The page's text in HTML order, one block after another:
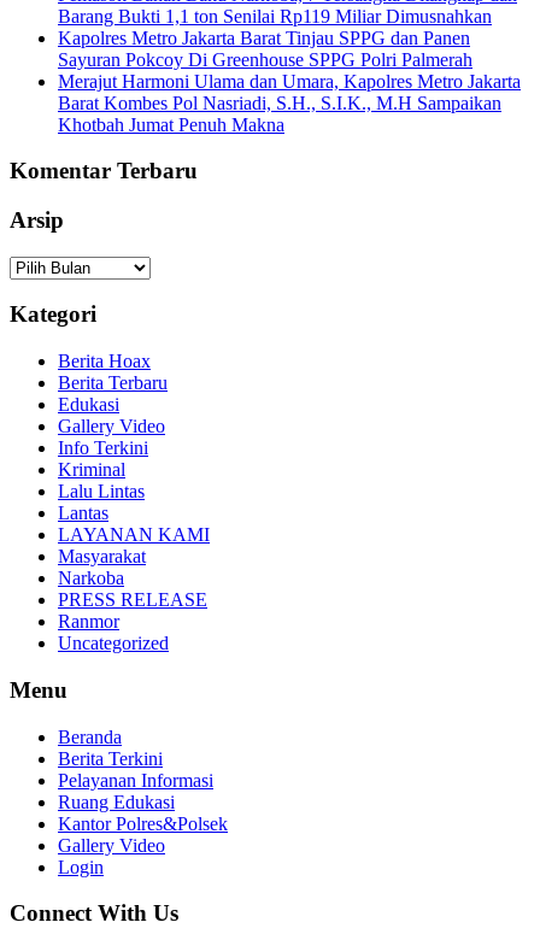
Barang Bukti 1,1 ton Senilai Rp119 Miliar Dimusnahkan
Kapolres Metro Jakarta Barat Tinjau SPPG dan Panen
Sayuran Pokcoy Di Greenhouse SPPG Polri Palmerah
Merajut Harmoni Ulama dan Umara, Kapolres Metro Jakarta
Barat Kombes Pol Nasriadi, S.H., S.I.K., M.H Sampaikan
Khotbah Jumat Penuh Makna
Komentar Terbaru
Arsip
Arsip
Kategori
Berita Hoax
Berita Terbaru
Edukasi
Gallery Video
Info Terkini
Kriminal
Lalu Lintas
Lantas
LAYANAN KAMI
Masyarakat
Narkoba
PRESS RELEASE
Ranmor
Uncategorized
Menu
Beranda
Berita Terkini
Pelayanan Informasi
Ruang Edukasi
Kantor Polres&Polsek
Gallery Video
Login
Connect With Us